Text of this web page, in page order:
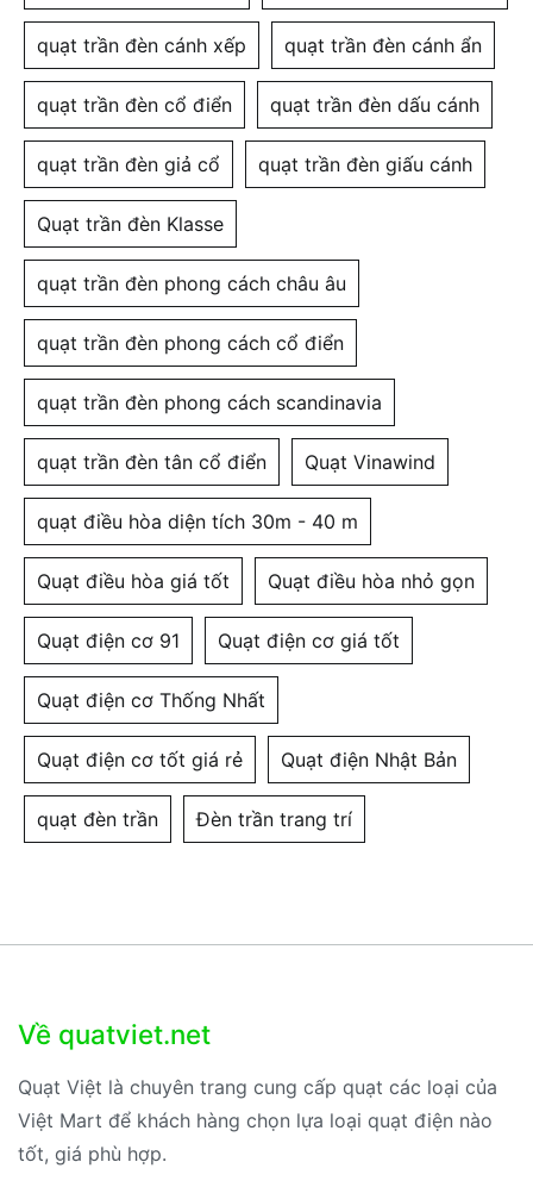
quạt trần đèn cánh xếp quạt trần đèn cánh ẩn
quạt trần đèn cổ điển quạt trần đèn dấu cánh
quạt trần đèn giả cổ quạt trần đèn giấu cánh
Quạt trần đèn Klasse
quạt trần đèn phong cách châu âu
quạt trần đèn phong cách cổ điển
quạt trần đèn phong cách scandinavia
quạt trần đèn tân cổ điển Quạt Vinawind
quạt điều hòa diện tích 30m - 40 m
Quạt điều hòa giá tốt Quạt điều hòa nhỏ gọn
Quạt điện cơ 91 Quạt điện cơ giá tốt
Quạt điện cơ Thống Nhất
Quạt điện cơ tốt giá rẻ Quạt điện Nhật Bản
quạt đèn trần Đèn trần trang trí
Về quatviet.net
Quạt Việt là chuyên trang cung cấp quạt các loại của
Việt Mart để khách hàng chọn lựa loại quạt điện nào
tốt, giá phù hợp.